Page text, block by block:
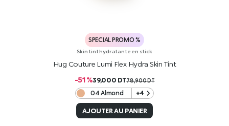
SPECIAL PROMO %
Skin tint hydratante en stick
Hug Couture Lumi Flex Hydra Skin Tint
-51 %39,000 DT78,900DT
04 Almond +4
AJOUTER AU PANIER